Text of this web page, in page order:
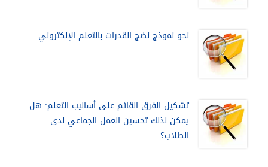
نحو نموذج نضج القدرات بالتعلم الإلكتروني
تشكيل الفرق القائم على أساليب التعلم: هل
يمكن لذلك تحسين العمل الجماعي لدى
الطلاب؟